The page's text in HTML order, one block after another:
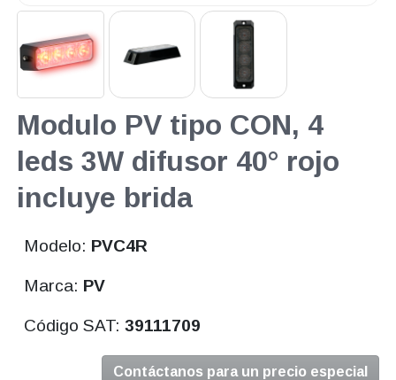
Modulo PV tipo CON, 4
leds 3W difusor 40° rojo
incluye brida
Modelo: PVC4R
Marca: PV
Código SAT:39111709
Contáctanos para un precio especial